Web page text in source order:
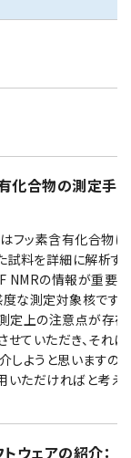
改質・電子ビー
化合物の測定手法
フッ素含有化合物は
試料を詳細に解析す
F NMRの情報が重要に
な測定対象核です
定上の注意点が存在
ていただき、それに
しようと思いますの
いただければと考え
ウェアの紹介：